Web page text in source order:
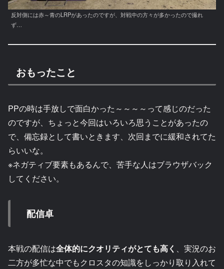
反対側には赤～青のLRPがあったのですが、対戦中の方々が多かったので撮れ
ず…
おもったこと
PPの時は手放しで面白かった～～～～って感じのだった
のですが、ちょっと今回はいろいろ思うことがあったの
で、備忘録として書いときます、次回までに緩和されてた
らいいな。
※ネガティブ要素もあるんで、苦手な人はブラウザバック
してください。
配信卓
本戦の配信は全体的にクオリティがとても高く 、実況のお
二方が多忙な中でもクロスタの知識をしっかり取り入れて